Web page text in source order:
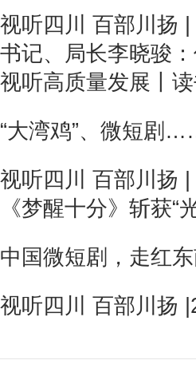
视听四川 百部川扬
书记、局长李晓骏
视听高质量发展丨
“大湾鸡”、微短剧
视听四川 百部川扬
《梦醒十分》斩获“
中国微短剧，走红
视听四川 百部川扬